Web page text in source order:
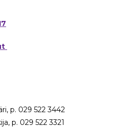
p. 029 522 3442
p. 029 522 3321